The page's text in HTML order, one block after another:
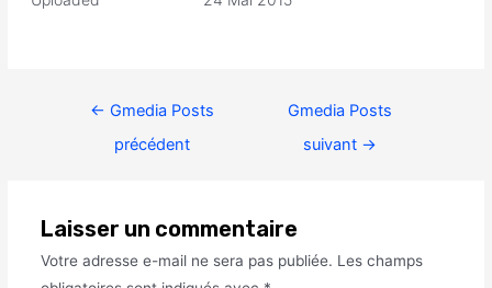
← Gmedia Posts
précédent
Gmedia Posts
suivant →
Laisser un commentaire
Votre adresse e-mail ne sera pas publiée. Les champs